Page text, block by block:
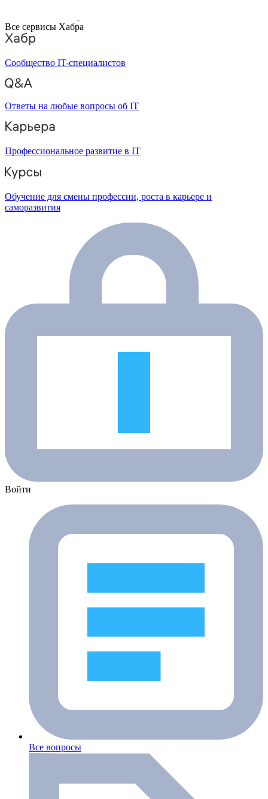
Все сервисы Хабра
Сообщество IT-специалистов
Ответы на любые вопросы об IT
Профессиональное развитие в IT
Обучение для смены профессии, роста в карьере и
саморазвития
Войти
Все вопросы